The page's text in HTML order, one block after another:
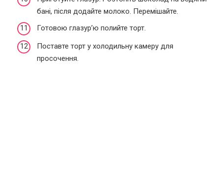
бані, після додайте молоко. Перемішайте.
Готовою глазур’ю полийте торт.
Поставте торт у холодильну камеру для
просочення.